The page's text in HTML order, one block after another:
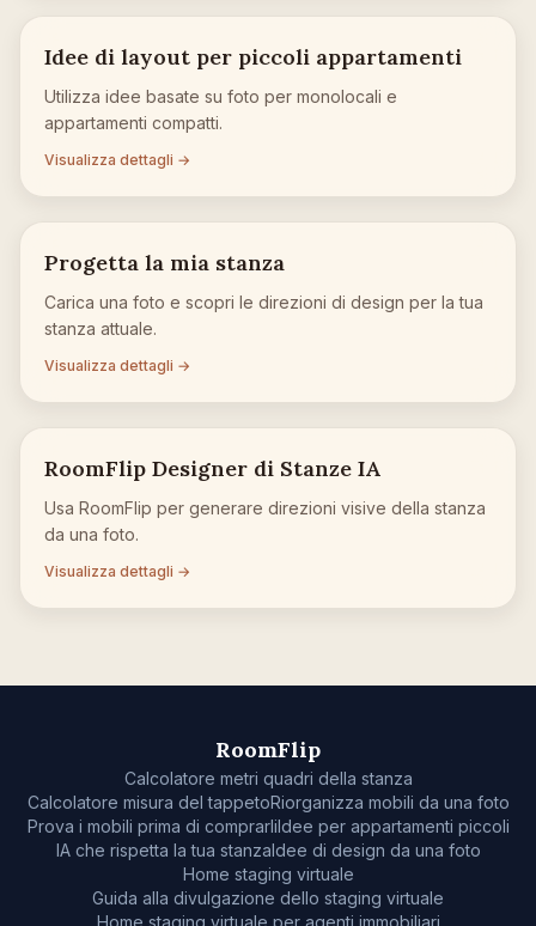
Idee di layout per piccoli appartamenti
Utilizza idee basate su foto per monolocali e
appartamenti compatti.
Visualizza dettagli →
Progetta la mia stanza
Carica una foto e scopri le direzioni di design per la tua
stanza attuale.
Visualizza dettagli →
RoomFlip Designer di Stanze IA
Usa RoomFlip per generare direzioni visive della stanza
da una foto.
Visualizza dettagli →
RoomFlip
Calcolatore metri quadri della stanza
Calcolatore misura del tappetoRiorganizza mobili da una foto
Prova i mobili prima di comprarliIdee per appartamenti piccoli
IA che rispetta la tua stanzaIdee di design da una foto
Home staging virtuale
Guida alla divulgazione dello staging virtuale
Home staging virtuale per agenti immobiliari